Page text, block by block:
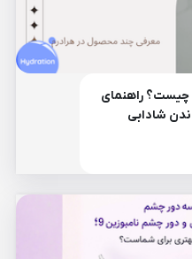
راهنمای
شادابی